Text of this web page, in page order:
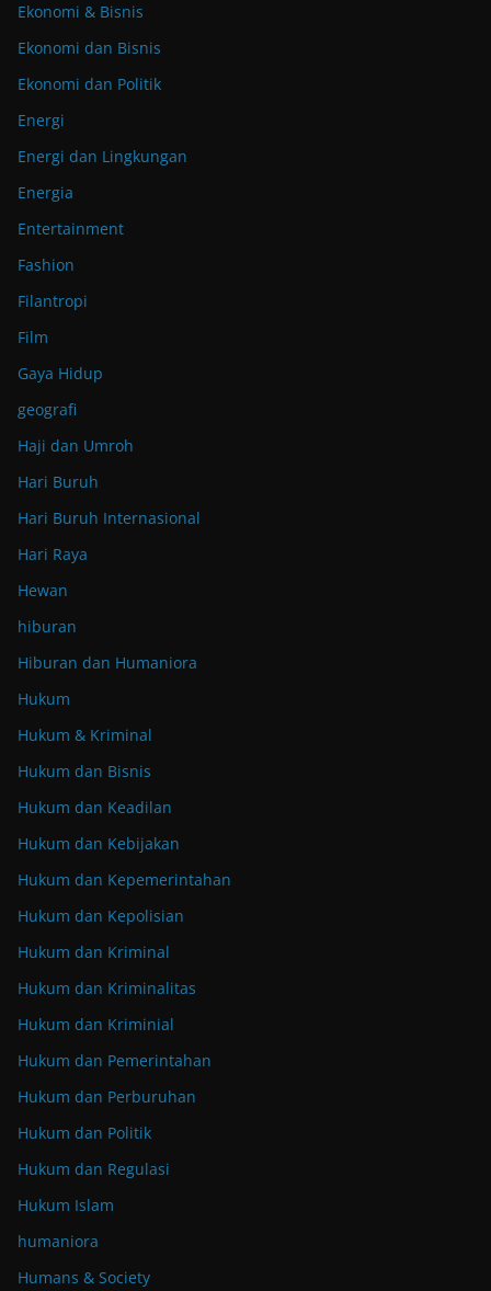
Ekonomi & Bisnis
Ekonomi dan Bisnis
Ekonomi dan Politik
Energi
Energi dan Lingkungan
Energia
Entertainment
Fashion
Filantropi
Film
Gaya Hidup
geografi
Haji dan Umroh
Hari Buruh
Hari Buruh Internasional
Hari Raya
Hewan
hiburan
Hiburan dan Humaniora
Hukum
Hukum & Kriminal
Hukum dan Bisnis
Hukum dan Keadilan
Hukum dan Kebijakan
Hukum dan Kepemerintahan
Hukum dan Kepolisian
Hukum dan Kriminal
Hukum dan Kriminalitas
Hukum dan Kriminial
Hukum dan Pemerintahan
Hukum dan Perburuhan
Hukum dan Politik
Hukum dan Regulasi
Hukum Islam
humaniora
Humans & Society